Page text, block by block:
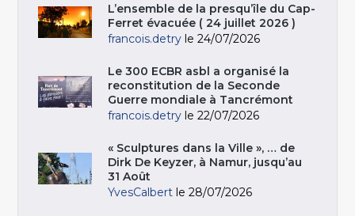
L’ensemble de la presqu’île du Cap-
Ferret évacuée ( 24 juillet 2026 )
francois.detry le 24/07/2026
Le 300 ECBR asbl a organisé la
reconstitution de la Seconde
Guerre mondiale à Tancrémont
francois.detry le 22/07/2026
« Sculptures dans la Ville », … de
Dirk De Keyzer, à Namur, jusqu’au
31 Août
YvesCalbert le 28/07/2026